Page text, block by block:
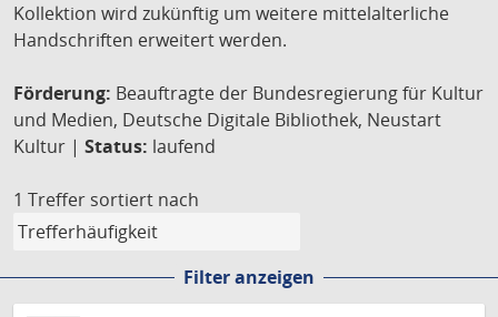
Kollektion wird zukünftig um weitere mittelalterliche
Handschriften erweitert werden.
Förderung: Beauftragte der Bundesregierung für Kultur
und Medien, Deutsche Digitale Bibliothek, Neustart
Kultur | Status: laufend
1 Treffer sortiert nach
Filter anzeigen